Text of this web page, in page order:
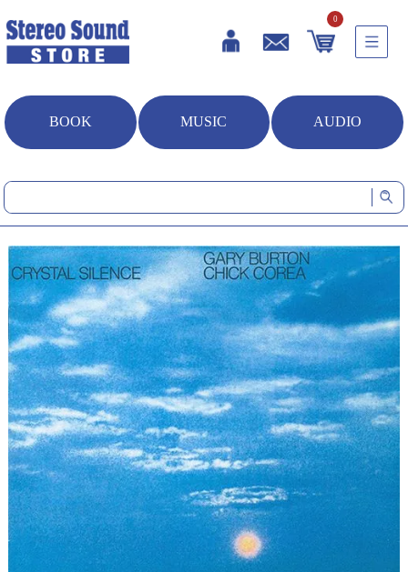
0
BOOK MUSIC AUDIO
HOME
音楽ソフト